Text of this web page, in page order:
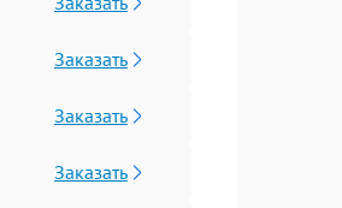
Заказать
Заказать
Заказать